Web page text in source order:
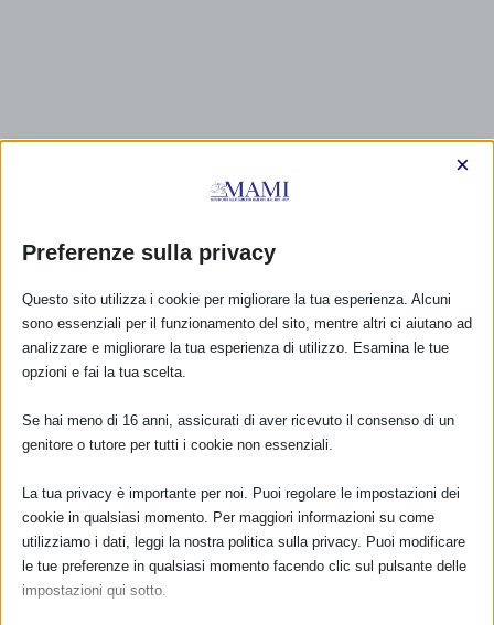
CALENDARIO EVENTI
Non ci sono eventi
Preferenze sulla privacy
×
Questo sito utilizza i cookie per migliorare la tua esperienza. Alcuni
sono essenziali per il funzionamento del sito, mentre altri ci aiutano ad
analizzare e migliorare la tua esperienza di utilizzo. Esamina le tue
opzioni e fai la tua scelta.
Se hai meno di 16 anni, assicurati di aver ricevuto il consenso di un
genitore o tutore per tutti i cookie non essenziali.
La tua privacy è importante per noi. Puoi regolare le impostazioni dei
cookie in qualsiasi momento. Per maggiori informazioni su come
utilizziamo i dati, leggi la nostra politica sulla privacy. Puoi modificare
le tue preferenze in qualsiasi momento facendo clic sul pulsante delle
impostazioni qui sotto.